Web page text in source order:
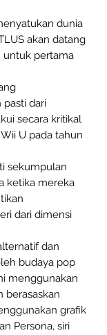
dunia
akan datang
untuk pertama
pasti dari
secara kritikal
U pada tahun
sekumpulan
ketika mereka
dari dimensi
dan
budaya pop
menggunakan
berasaskan
grafik
Persona, siri